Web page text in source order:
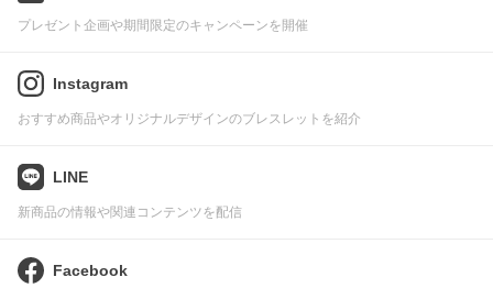
プレゼント企画や期間限定のキャンペーンを開催
Instagram
おすすめ商品やオリジナルデザインのブレスレットを紹介
LINE
新商品の情報や関連コンテンツを配信
Facebook